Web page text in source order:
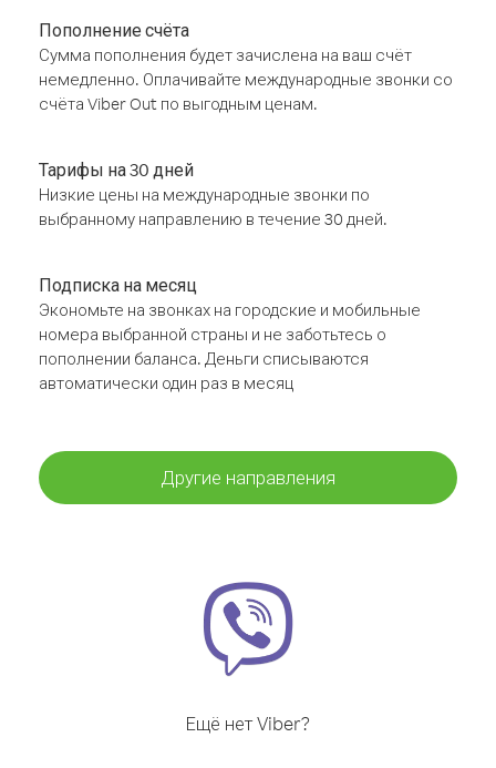
Пополнение счёта
Сумма пополнения будет зачислена на ваш счёт
немедленно. Оплачивайте международные звонки со
счёта Viber Out по выгодным ценам.
Тарифы на 30 дней
Низкие цены на международные звонки по
выбранному направлению в течение 30 дней.
Подписка на месяц
Экономьте на звонках на городские и мобильные
номера выбранной страны и не заботьтесь о
пополнении баланса. Деньги списываются
автоматически один раз в месяц
Другие направления
Ещё нет Viber?